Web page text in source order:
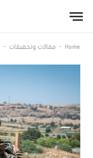
Home
- مقالات وتحقيقات -